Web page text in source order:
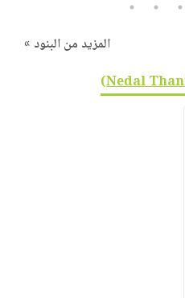
3
4
5
المزيد من البنود »
Nedal
)